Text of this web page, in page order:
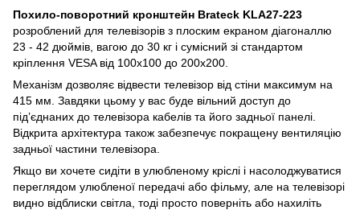
Похило-поворотний кронштейн Brateck KLA27-223
розроблений для телевізорів з плоским екраном діагоналлю
23 - 42 дюймів, вагою до 30 кг і сумісний зі стандартом
кріплення VESA від 100x100 до 200x200.
Механізм дозволяє відвести телевізор від стіни максимум на
415 мм. Завдяки цьому у вас буде вільний доступ до
під’єднаних до телевізора кабелів та його задньої панелі.
Відкрита архітектура також забезпечує покращену вентиляцію
задньої частини телевізора.
Якщо ви хочете сидіти в улюбленому кріслі і насолоджуватися
переглядом улюбленої передачі або фільму, але на телевізорі
видно відблиски світла, тоді просто поверніть або нахиліть